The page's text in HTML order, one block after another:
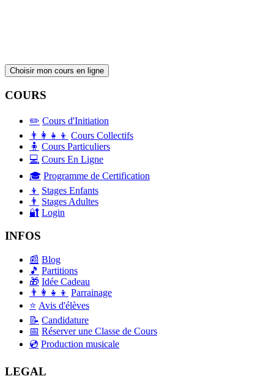
Choisir mon cours en ligne
COURS
✏️ Cours d'Initiation
👨‍👩‍👧‍👦 Cours Collectifs
🧍 Cours Particuliers
💻 Cours En Ligne
🎓 Programme de Certification
👦 Stages Enfants
👨 Stages Adultes
🔐 Login
INFOS
📰 Blog
🎵 Partitions
🎁 Idée Cadeau
👨‍👩‍👧‍👦 Parrainage
⭐ Avis d'élèves
📝 Candidature
📅 Réserver une Classe de Cours
💿 Production musicale
LEGAL